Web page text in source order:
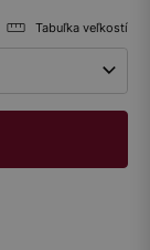
Tabuľka veľkostí